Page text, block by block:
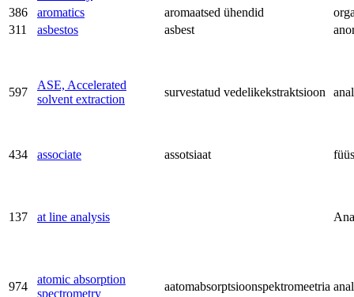
386
aromatics aromaatsed ühendid
311
asbestos asbest
597
ASE, Accelerated
solvent extraction
survestatud vedelikekstraktsioon
434 associate assotsiaat
137 at line analysis
974
atomic absorption
spectrometry
aatomabsorptsioonspektromeetria